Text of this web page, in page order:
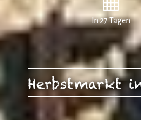
In 27 Tagen
Herbstmarkt